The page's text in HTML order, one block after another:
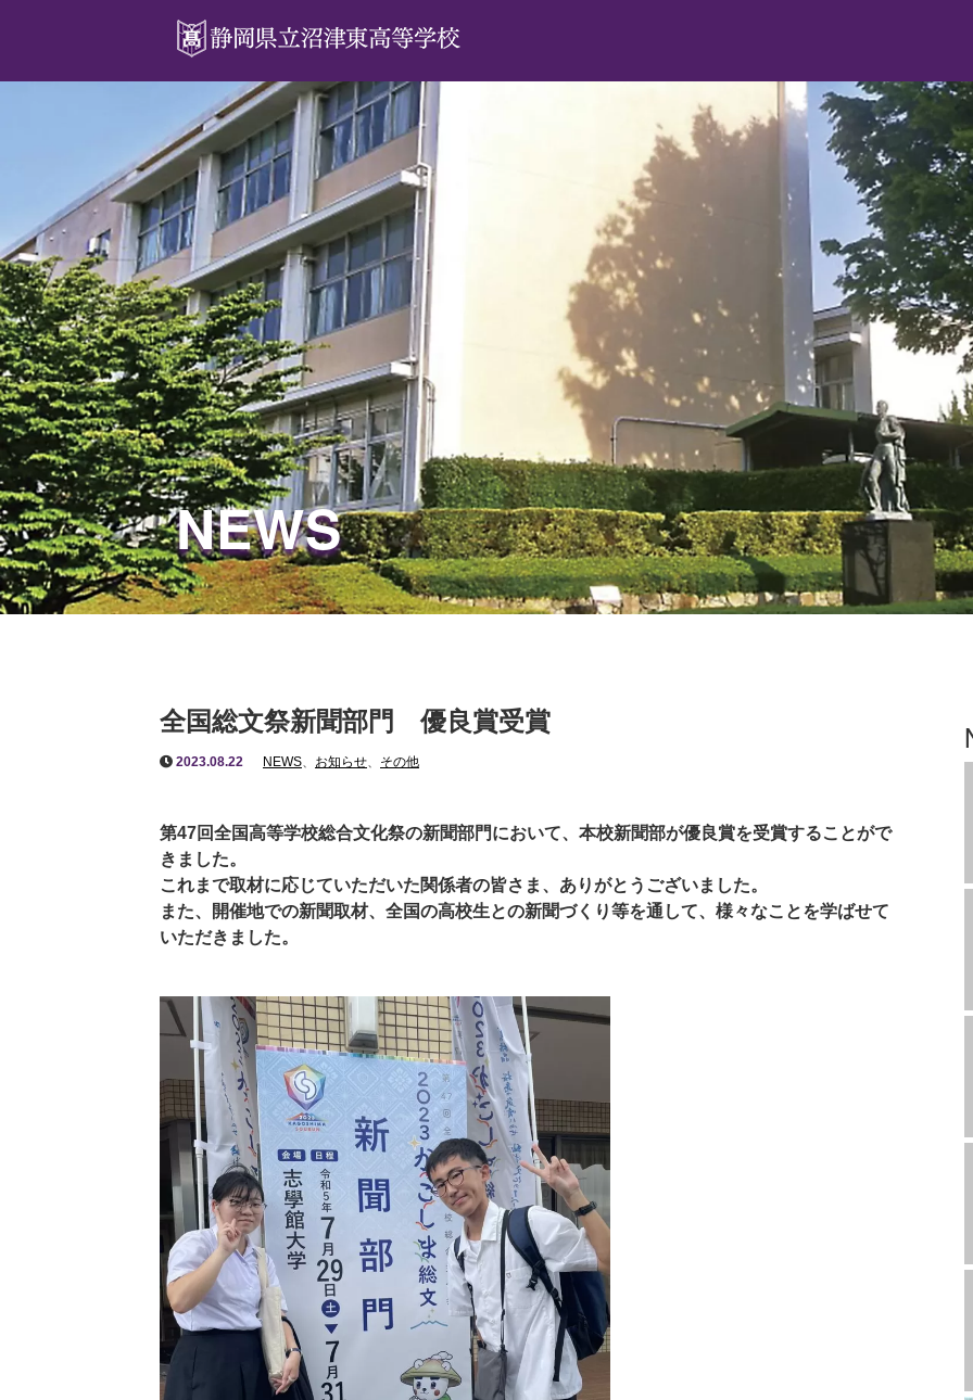
NEWS
全国総文祭新聞部門 優良賞受賞
2023.08.22 NEWS、 お知らせ、 その他
第47回全国高等学校総合文化祭の新聞部門において、本校新聞部が優良賞を受賞することがで
きました。
これまで取材に応じていただいた関係者の皆さま、ありがとうございました。
また、開催地での新聞取材、全国の高校生との新聞づくり等を通して、様々なことを学ばせて
いただきました。